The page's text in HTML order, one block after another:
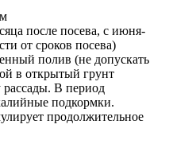
после посева, с июня-
от сроков посева)
полив (не допускать
в открытый грунт
рассады. В период
подкормки.
продолжительное